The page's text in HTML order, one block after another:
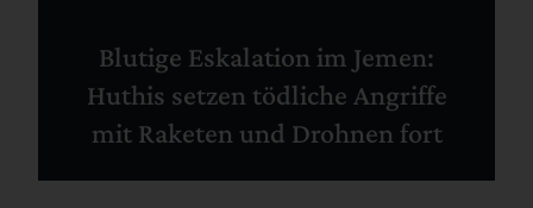
Blutige Eskalation im Jemen:
Huthis setzen tödliche Angriffe
mit Raketen und Drohnen fort